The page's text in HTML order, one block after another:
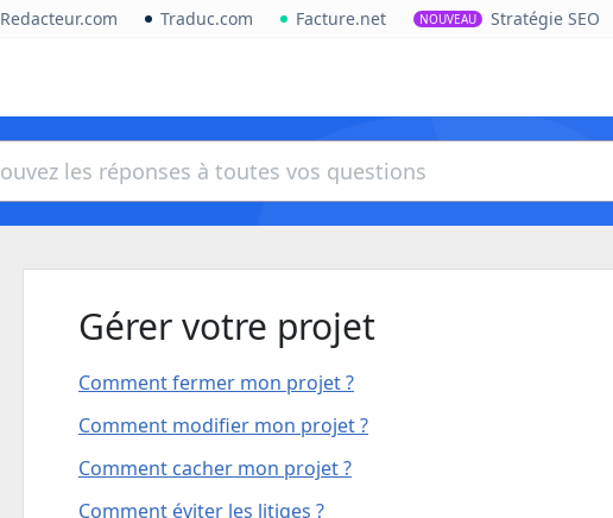
Redacteur.com Traduc.com Facture.net NOUVEAU Stratégie SEO
Gérer votre projet
Comment fermer mon projet ?
Comment modifier mon projet ?
Comment cacher mon projet ?
Comment éviter les litiges ?